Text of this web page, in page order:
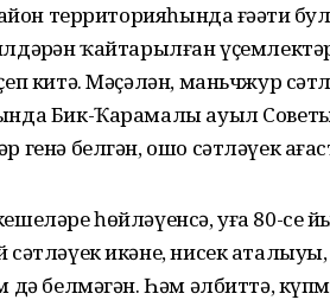
район территорияһында ғәҙәти
ҡайтарылған
китә. Мәҫәлән, маньчжур
Бик-Ҡарамалы ауыл
генә белгән, ошо сәтләүек
һөйләүенсә, уға 80-се
сәтләүек икәне, нисек
дә белмәгән. Һәм әлбиттә,